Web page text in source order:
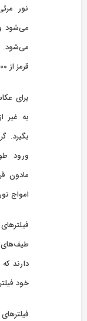
نور
می‌شود
می‌شود.
قرمز از ۷۰۰ تا ۹۰۰ نانومتر می باشد.
به غیر
ورود
مادون
امواج
دارند
خود